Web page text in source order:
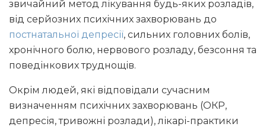
звичайний метод лікування будь-яких розладів,
від серйозних психічних захворювань до
постнатальної депресії, сильних головних болів,
хронічного болю, нервового розладу, безсоння та
поведінкових труднощів.
Окрім людей, які відповідали сучасним
визначенням психічних захворювань (ОКР,
депресія, тривожні розлади), лікарі-практики